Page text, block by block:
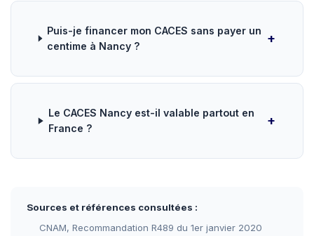
Puis-je financer mon CACES sans payer un
centime à Nancy ?
Le CACES Nancy est-il valable partout en
France ?
Sources et références consultées :
CNAM, Recommandation R489 du 1er janvier 2020